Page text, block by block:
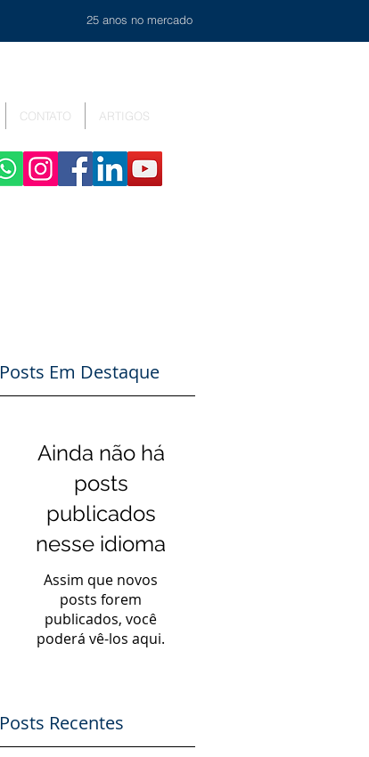
25 anos no mercado
CONTATO ARTIGOS
Posts Em Destaque
Ainda não há
posts
publicados
nesse idioma
Assim que novos
posts forem
publicados, você
poderá vê-los aqui.
Posts Recentes